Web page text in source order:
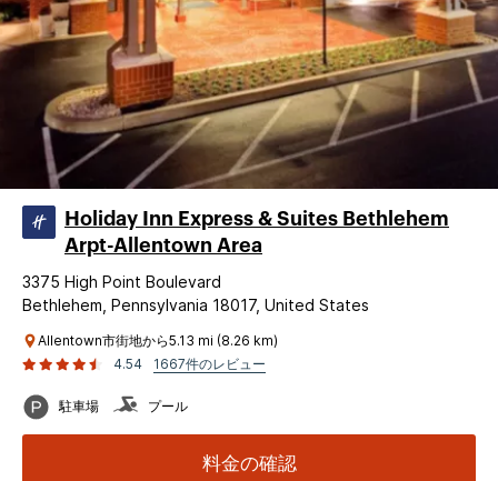
Holiday Inn Express & Suites Bethlehem
Arpt-Allentown Area
3375 High Point Boulevard
Bethlehem, Pennsylvania 18017, United States
Allentown市街地から5.13 mi (8.26 km)
4.54
1667件のレビュー
駐車場 プール
料金の確認